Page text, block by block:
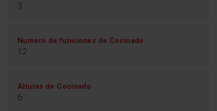
3
Numero de funciones de Cocinado
12
Alturas de Cocinado
6